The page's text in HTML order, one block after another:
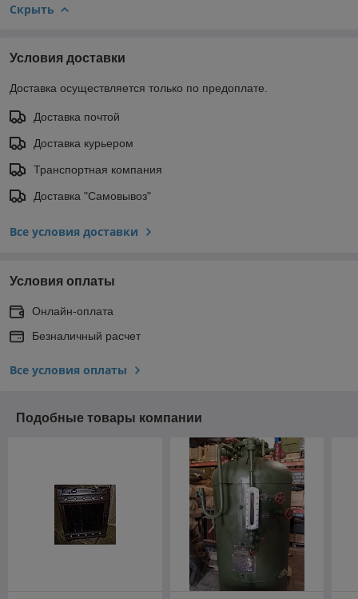
Скрыть
Условия доставки
Доставка осуществляется только по предоплате.
Доставка почтой
Доставка курьером
Транспортная компания
Доставка "Самовывоз"
Все условия доставки
Условия оплаты
Онлайн-оплата
Безналичный расчет
Все условия оплаты
Подобные товары компании